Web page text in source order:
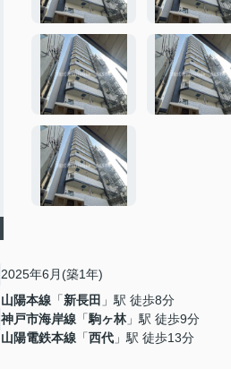
2025年6月(築1年)
山陽本線 「新長田 」駅 徒歩8分
神戸市海岸線 「駒ヶ林」駅 徒歩9分
山陽電鉄本線 「西代 」駅 徒歩13分